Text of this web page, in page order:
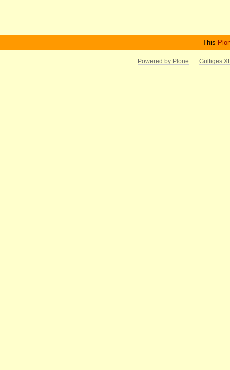
This
Powered by Plone Gültiges